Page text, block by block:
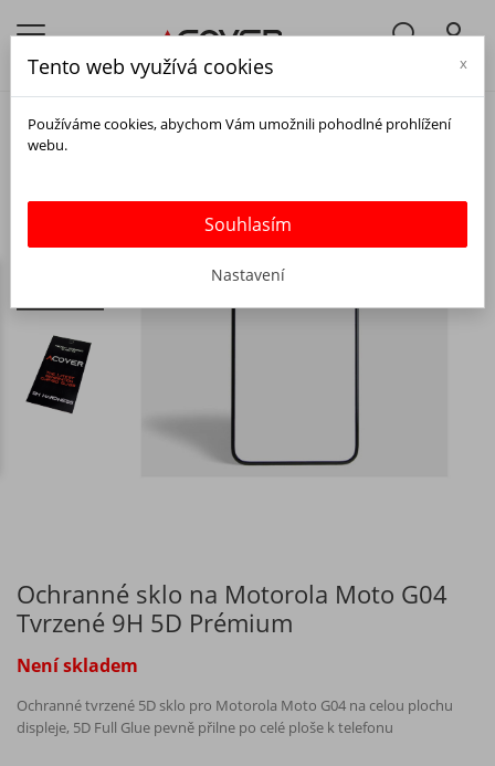
Ochranné sklo na Motorola Moto G04
Tvrzené 9H 5D Prémium
Není skladem
Ochranné tvrzené 5D sklo pro Motorola Moto G04 na celou plochu
displeje, 5D Full Glue pevně přilne po celé ploše k telefonu
Tento web využívá cookies x
Používáme cookies, abychom Vám umožnili pohodlné prohlížení
webu.
Souhlasím
Nastavení